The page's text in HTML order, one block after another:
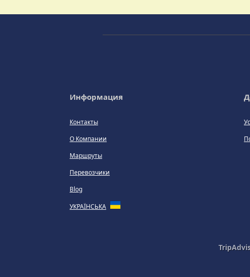
Информация
Контакты
О Компании
Маршруты
Перевозчики
Blog
УКРАЇНСЬКА